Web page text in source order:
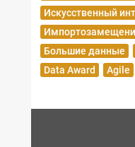
Искусственный
Большие данные
Data Award
Agile